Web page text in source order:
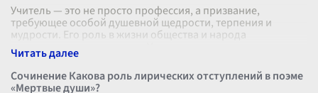
Учитель — это не просто профессия, а призвание,
требующее особой душевной щедрости, терпения и
мудрости. Его роль в жизни общества и народа
невозможно переоценить. Учитель воспитыв
Сочинение Какова роль лирических отступлений в поэме
«Мертвые души»?